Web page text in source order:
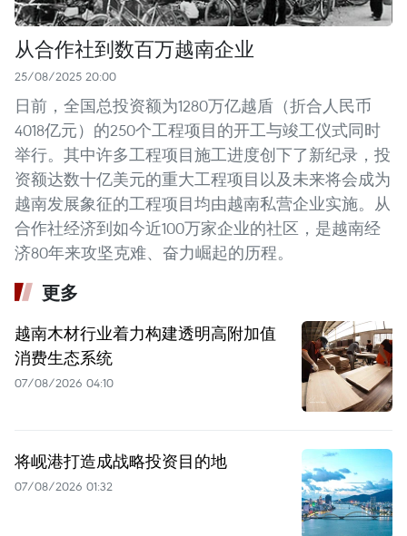
从合作社到数百万越南企业
25/08/2025 20:00
日前，全国总投资额为1280万亿越盾（折合人民币
4018亿元）的250个工程项目的开工与竣工仪式同时
举行。其中许多工程项目施工进度创下了新纪录，投
资额达数十亿美元的重大工程项目以及未来将会成为
越南发展象征的工程项目均由越南私营企业实施。从
合作社经济到如今近100万家企业的社区，是越南经
济80年来攻坚克难、奋力崛起的历程。
更多
越南木材行业着力构建透明高附加值
消费生态系统
07/08/2026 04:10
将岘港打造成战略投资目的地
07/08/2026 01:32